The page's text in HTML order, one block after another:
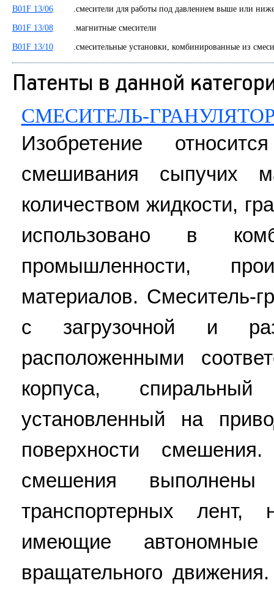
B01F 13/06 .смесители для работы под давлением выше или
B01F 13/08 .магнитные смесители
B01F 13/10 .смесительные установки, комбинированные из
Патенты в данной
СМЕСИТЕЛЬ-
Изобретение
смешивания сыпучих
количеством жидкости,
использовано в
промышленности,
материалов. Смеситель-
с загрузочной и
расположенными
корпуса,
установленный на
поверхности
смешения
транспортерных лент,
имеющие
вращательного